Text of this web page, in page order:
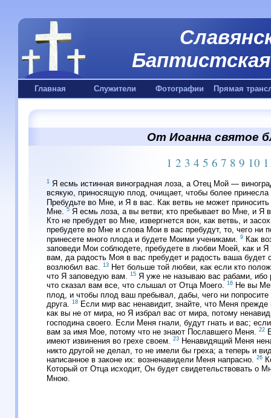
Главная Служители Фотографии Прямая
От Иоанна святое
1 2 3 4 5 6 7 8 9 10
1 Я есмь истинная виноградная лоза, а Отец Мой —
всякую, приносящую плод, очищает, чтобы более
Пребудьте во Мне, и Я в вас. Как ветвь не может
Мне.
5 Я есмь лоза, а вы ветви; кто пребывает во Мне, и Я
Кто не пребудет во Мне, извергнется вон, как ветвь, и
пребудете во Мне и слова Мои в вас пребудут, то, чего ни
принесете много плода и будете Моими учениками.
9 Как
заповеди Мои соблюдете, пребудете в любви Моей, как и
вам, да радость Моя в вас пребудет и радость ваша будет
возлюбил вас.
13 Нет больше той любви, как если кто
что Я заповедую вам. 15 Я уже не называю вас рабами, ибо
что сказал вам все, что слышал от Отца Моего. 16 Не вы
плод, и чтобы плод ваш пребывал, дабы, чего ни
друга. 18 Если мир вас ненавидит, знайте, что Меня
как вы не от мира, но Я избрал вас от мира, потому
господина своего. Если Меня гнали, будут гнать и вас;
вам за имя Мое, потому что не знают Пославшего Меня. 22
имеют извинения во грехе своем. 23 Ненавидящий Меня
никто другой не делал, то не имели бы греха; а теперь и
написанное в законе их: возненавидели Меня напрасно. 26
Который от Отца исходит, Он будет свидетельствовать о
Мною.